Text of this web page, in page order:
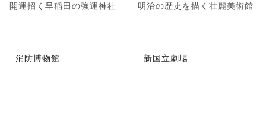
開運招く早稲田の強運神社 明治の歴史を描く壮麗美術館
消防博物館 新国立劇場